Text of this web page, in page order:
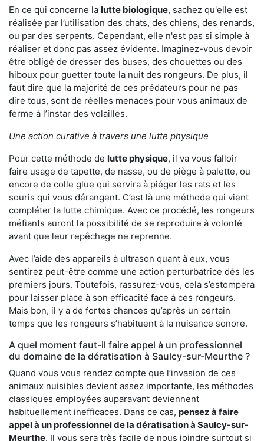
En ce qui concerne la lutte biologique, sachez qu'elle est
réalisée par l’utilisation des chats, des chiens, des renards,
ou par des serpents. Cependant, elle n'est pas si simple à
réaliser et donc pas assez évidente. Imaginez-vous devoir
être obligé de dresser des buses, des chouettes ou des
hiboux pour guetter toute la nuit des rongeurs. De plus, il
faut dire que la majorité de ces prédateurs pour ne pas
dire tous, sont de réelles menaces pour vous animaux de
ferme à l’instar des volailles.
Une action curative à travers une lutte physique
Pour cette méthode de lutte physique, il va vous falloir
faire usage de tapette, de nasse, ou de piège à palette, ou
encore de colle glue qui servira à piéger les rats et les
souris qui vous dérangent. C’est là une méthode qui vient
compléter la lutte chimique. Avec ce procédé, les rongeurs
méfiants auront la possibilité de se reproduire à volonté
avant que leur repêchage ne reprenne.
Avec l’aide des appareils à ultrason quant à eux, vous
sentirez peut-être comme une action perturbatrice dès les
premiers jours. Toutefois, rassurez-vous, cela s’estompera
pour laisser place à son efficacité face à ces rongeurs.
Mais bon, il y a de fortes chances qu’après un certain
temps que les rongeurs s’habituent à la nuisance sonore.
A quel moment faut-il faire appel à un professionnel
du domaine de la dératisation à Saulcy-sur-Meurthe ?
Quand vous vous rendez compte que l’invasion de ces
animaux nuisibles devient assez importante, les méthodes
classiques employées auparavant deviennent
habituellement inefficaces. Dans ce cas, pensez à faire
appel à un professionnel de la dératisation à Saulcy-sur-
Meurthe. Il vous sera très facile de nous joindre surtout si